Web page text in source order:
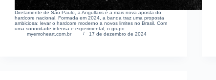
Diretamente de São Paulo, a Angullaris é a mais nova aposta do
hardcore nacional. Formada em 2024, a banda traz uma proposta
ambiciosa: levar o hardcore moderno a novos limites no Brasil. Com
uma sonoridade intensa e experimental, o grupo…
myemoheart.com.br
17 de dezembro de 2024